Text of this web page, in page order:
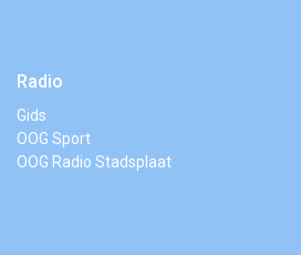
Radio
Gids
OOG Sport
OOG Radio Stadsplaat